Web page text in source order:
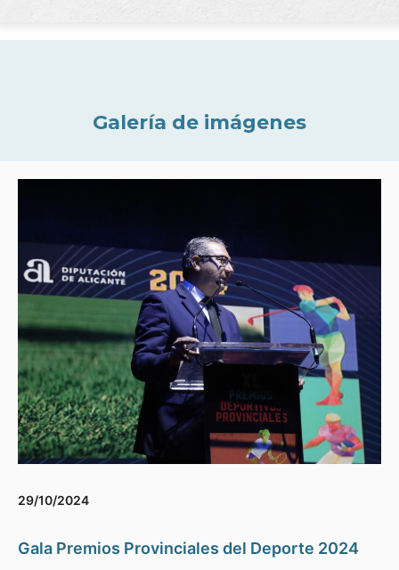
Galería de imágenes
29/10/2024
Gala Premios Provinciales del Deporte 2024